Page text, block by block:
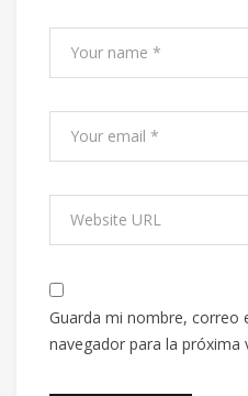
Guarda mi nombre, correo
navegador para la próxima